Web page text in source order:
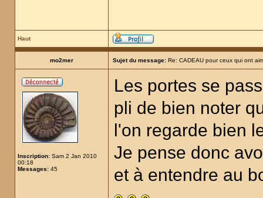
Haut
mo2mer Sujet du message: Re: CADEAU pour ceux qui ont
Inscription: Sam 2 Jan 2010
00:18
Messages: 45
Les portes se
pli de bien noter
l'on regarde bien
Je pense donc
et à entendre au